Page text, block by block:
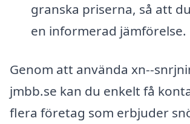
granska priserna, så att
en informerad jämförelse.
Genom att använda xn--
jmbb.se kan du enkelt få
flera företag som erbjuder